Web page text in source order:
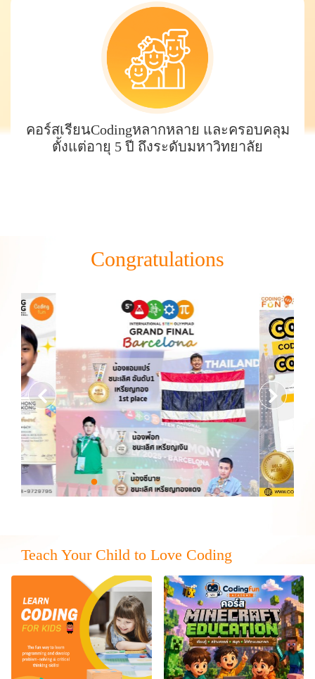
คอร์สเรียนCodingหลากหลาย และครอบคลุม
ตั้งแต่อายุ 5 ปี ถึงระดับมหาวิทยาลัย
Congratulations
Teach Your Child to Love Coding